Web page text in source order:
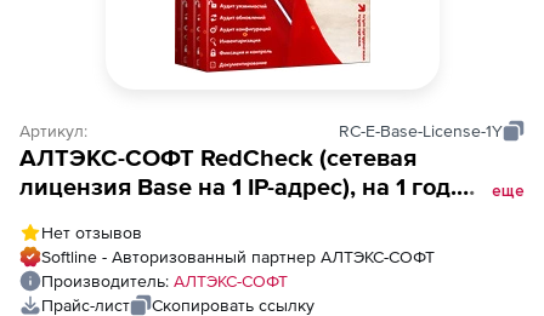
Артикул: RC-E-Base-License-1Y
АЛТЭКС-СОФТ RedCheck (сетевая
лицензия Base на 1 IP-адрес), на 1 год.
еще
Нет отзывов
Softline - Авторизованный партнер АЛТЭКС-СОФТ
Производитель: АЛТЭКС-СОФТ
Прайс-лист
Скопировать ссылку